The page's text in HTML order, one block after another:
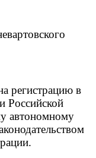
регистрацию в
Российской
автономному